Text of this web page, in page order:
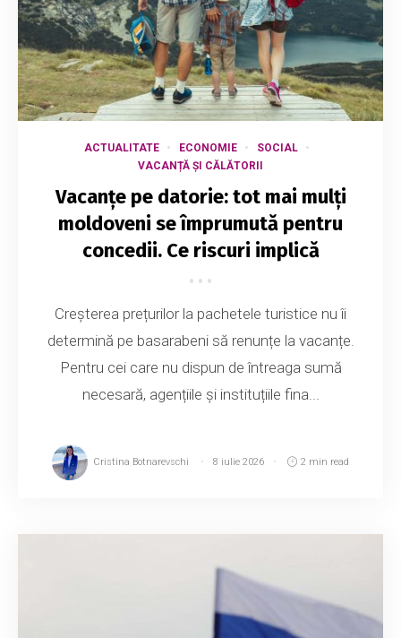
ACTUALITATE ECONOMIE
SOCIAL
VACANȚĂ ȘI CĂLĂTORII
Vacanțe pe datorie: tot mai mulți
moldoveni se împrumută pentru
concedii. Ce riscuri implică
Creșterea prețurilor la pachetele turistice nu îi
determină pe basarabeni să renunțe la vacanțe.
Pentru cei care nu dispun de întreaga sumă
necesară, agențiile și instituțiile fina...
Cristina Botnarevschi 8 iulie 2026 2 min read